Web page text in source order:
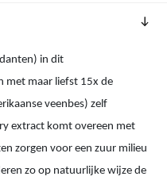
in dit
met maar liefst 15x de
veenbes) zelf
extract komt overeen met
zorgen voor een zuur milieu
zo op natuurlijke wijze de